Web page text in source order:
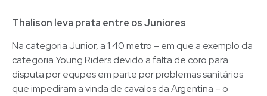
Thalison leva prata entre os Juniores
Na categoria Junior, a 1.40 metro – em que a exemplo da
categoria Young Riders devido a falta de coro para
disputa por equpes em parte por problemas sanitários
que impediram a vinda de cavalos da Argentina – o